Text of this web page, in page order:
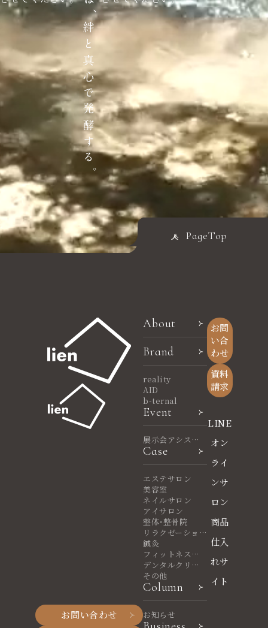
PageTop
お問い合わせ
About
Brand
reality
AID
b-ternal
Event
展示会アシスタ
ント
Case
エステサロン
美容室
ネイルサロン
アイサロン
整体・整骨院
リラクゼーショ
ンサロン
鍼灸
フィットネスヨ
ガ
デンタルクリニ
ック
その他
Column
お知らせ
お問
い合
わせ
資料
請求
LINE
オン
ライ
ンサ
ロン
商品
仕入
れサ
イト